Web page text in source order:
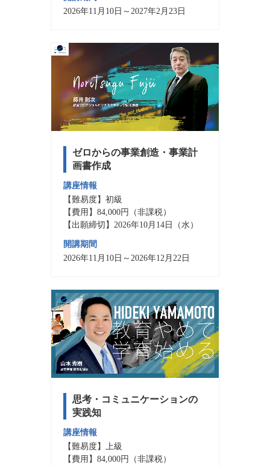
2026年11月10日～2027年2月23日
ゼロからの事業創造・事業計
画書作成
講座情報
【難易度】初級
【費用】84,000円（非課税）
【出願締切】2026年10月14日（水）
開講期間
2026年11月10日～2026年12月22日
思考・コミュニケーションの
実践知
講座情報
【難易度】上級
【費用】84,000円（非課税）